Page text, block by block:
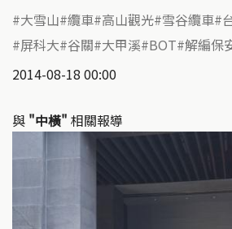
大雪山 纜車 高山觀光 雪谷纜車
屏科大 谷關 大甲溪 BOT 解編保
2014-08-18 00:00
與 "中橫" 相關報導